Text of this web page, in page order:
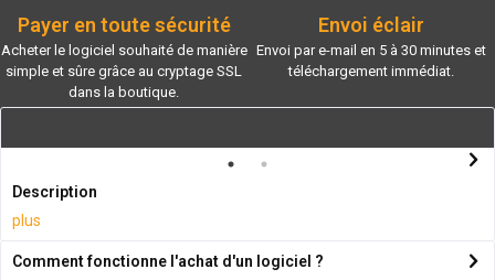
Payer en toute sécurité
Acheter le logiciel souhaité de manière
simple et sûre grâce au cryptage SSL
dans la boutique.
Envoi éclair
Envoi par e-mail en 5 à 30 minutes et
téléchargement immédiat.
Description
plus
Comment fonctionne l'achat d'un logiciel ?